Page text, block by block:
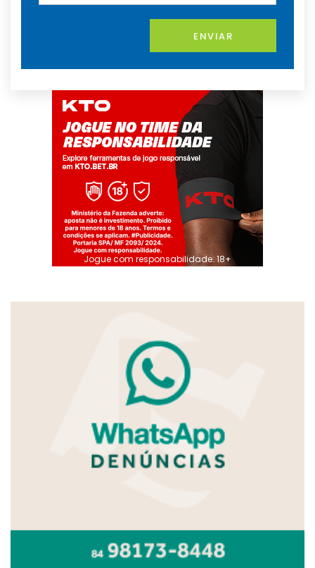
ENVIAR
Jogue com responsabilidade. 18+